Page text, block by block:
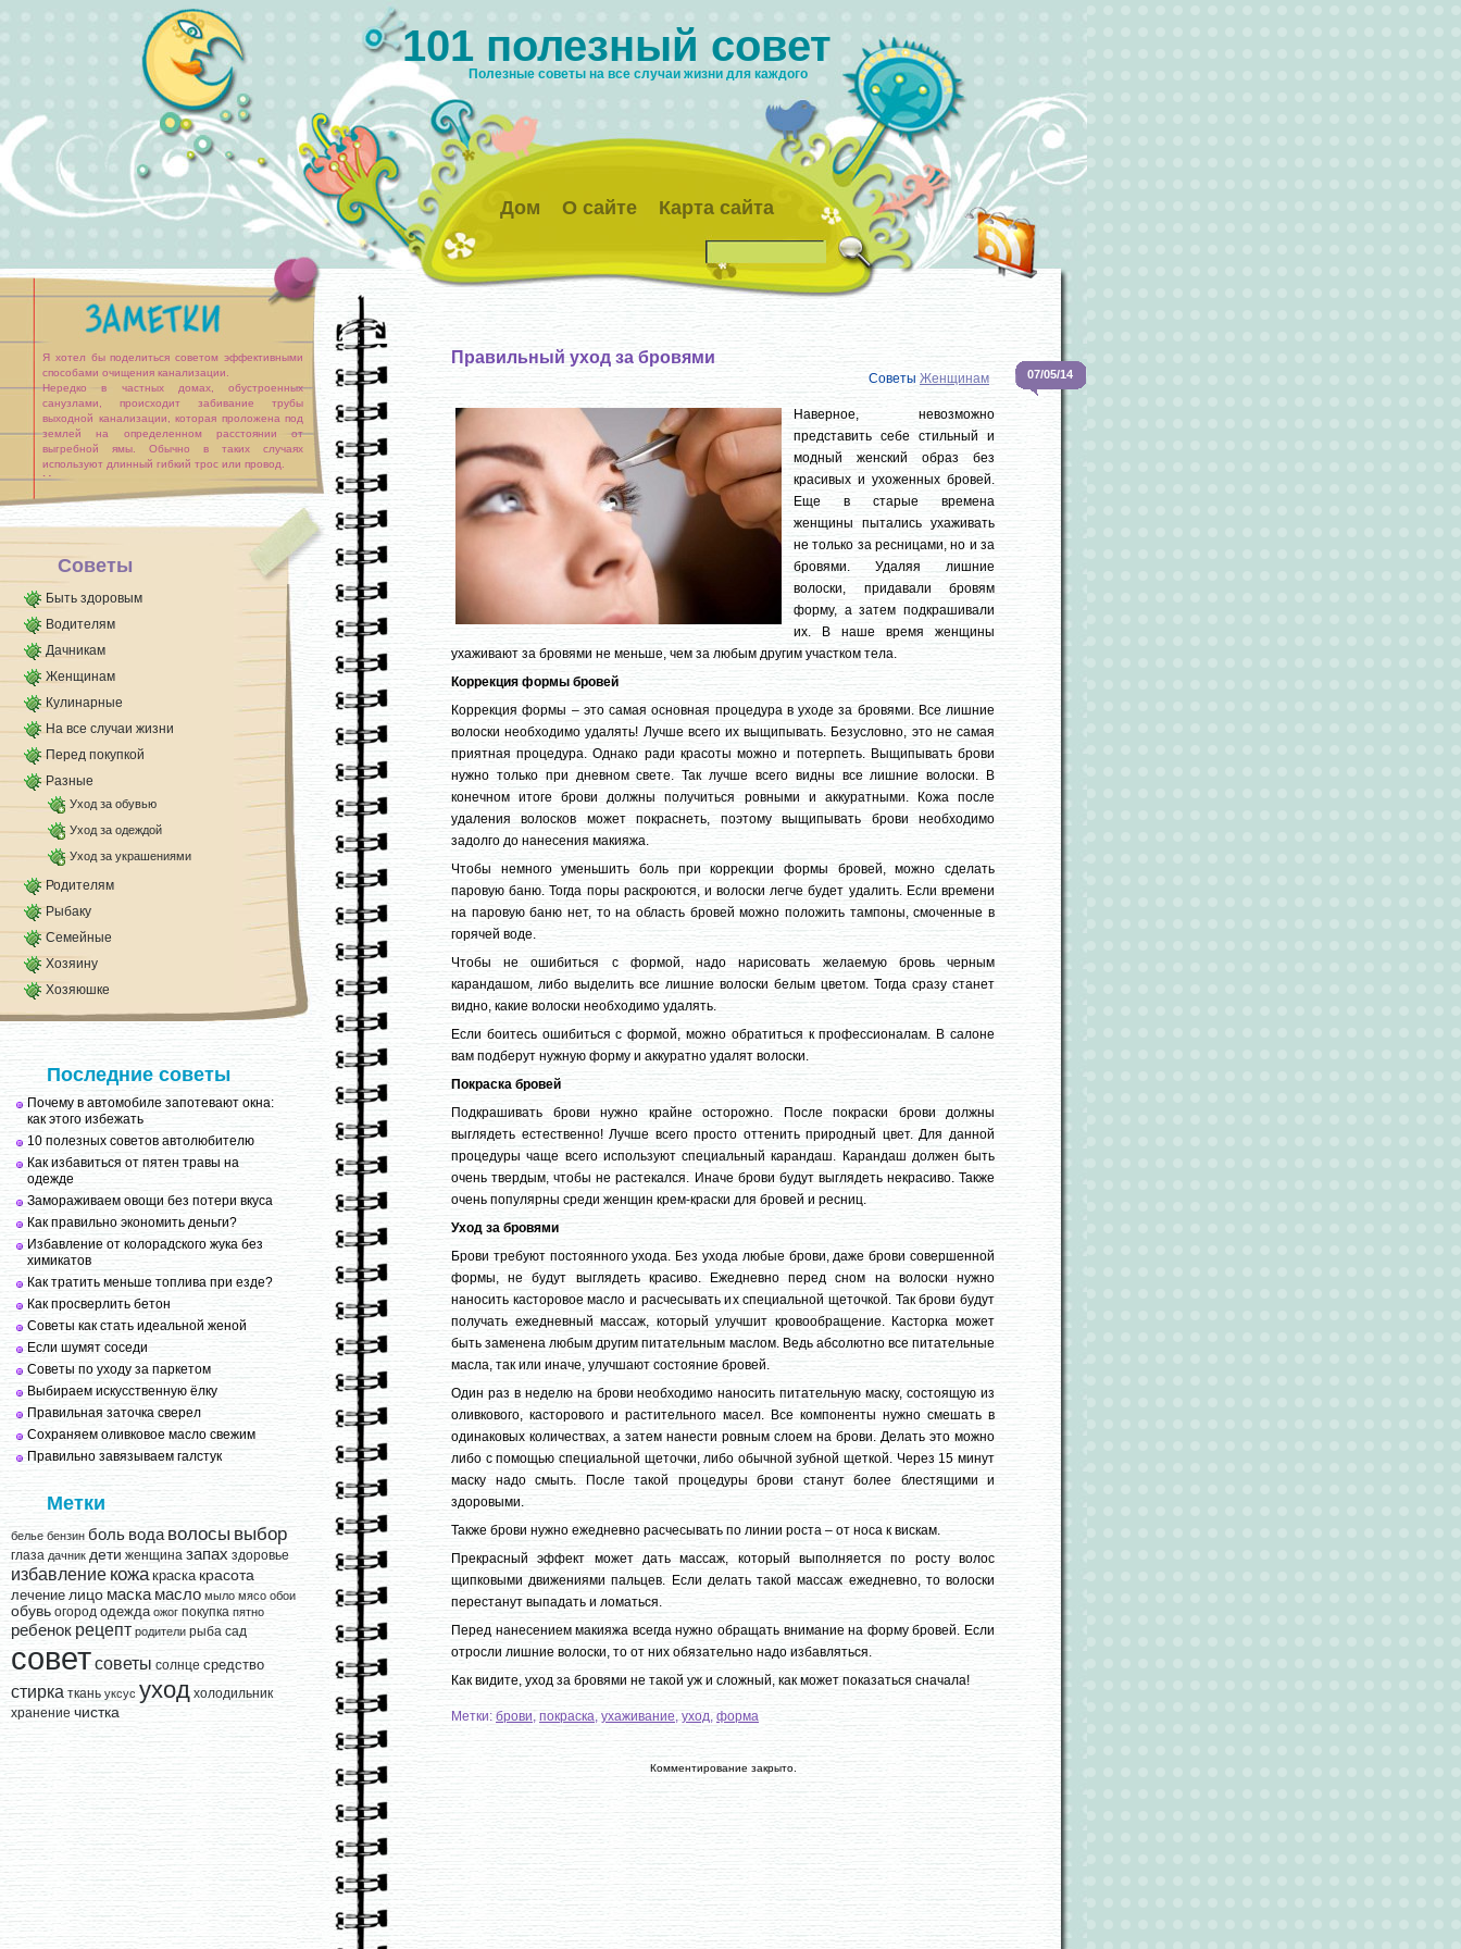
101 полезный совет
Полезные советы на все случаи жизни для каждого
Дом О сайте Карта сайта
Я хотел бы поделиться советом эффективными
способами очищения канализации.
Нередко в частных домах, обустроенных
санузлами, происходит забивание трубы
выходной канализации, которая проложена под
землей на определенном расстоянии от
выгребной ямы. Обычно в таких случаях
используют длинный гибкий трос или провод.
Моя практика показала, что вместо них с успехом
можно применять обычный толстостенный
пластиковый водопроводный шланг, который
легко [...]
Советы
Быть здоровым
Водителям
Дачникам
Женщинам
Кулинарные
На все случаи жизни
Перед покупкой
Разные
Уход за обувью
Уход за одеждой
Уход за украшениями
Родителям
Рыбаку
Семейные
Хозяину
Хозяюшке
Последние советы
Почему в автомобиле запотевают окна:
как этого избежать
10 полезных советов автолюбителю
Как избавиться от пятен травы на
одежде
Замораживаем овощи без потери вкуса
Как правильно экономить деньги?
Избавление от колорадского жука без
химикатов
Как тратить меньше топлива при езде?
Как просверлить бетон
Советы как стать идеальной женой
Если шумят соседи
Советы по уходу за паркетом
Выбираем искусственную ёлку
Правильная заточка сверел
Сохраняем оливковое масло свежим
Правильно завязываем галстук
Метки
белье бензин боль вода волосы выбор
глаза дачник дети женщина запах здоровье
избавление кожа краска красота
лечение лицо маска масло мыло мясо обои
обувь огород одежда ожог покупка пятно
ребенок рецепт родители рыба сад
советсоветы солнце средство
стирка ткань уксус уход холодильник
хранение чистка
Правильный уход за бровями
Советы Женщинам 07/05/14
Наверное, невозможно
представить себе стильный и
модный женский образ без
красивых и ухоженных бровей.
Еще в старые времена
женщины пытались ухаживать
не только за ресницами, но и за
бровями. Удаляя лишние
волоски, придавали бровям
форму, а затем подкрашивали
их. В наше время женщины
ухаживают за бровями не меньше, чем за любым другим участком тела.
Коррекция формы бровей
Коррекция формы – это самая основная процедура в уходе за бровями. Все лишние
волоски необходимо удалять! Лучше всего их выщипывать. Безусловно, это не самая
приятная процедура. Однако ради красоты можно и потерпеть. Выщипывать брови
нужно только при дневном свете. Так лучше всего видны все лишние волоски. В
конечном итоге брови должны получиться ровными и аккуратными. Кожа после
удаления волосков может покраснеть, поэтому выщипывать брови необходимо
задолго до нанесения макияжа.
Чтобы немного уменьшить боль при коррекции формы бровей, можно сделать
паровую баню. Тогда поры раскроются, и волоски легче будет удалить. Если времени
на паровую баню нет, то на область бровей можно положить тампоны, смоченные в
горячей воде.
Чтобы не ошибиться с формой, надо нарисовать желаемую бровь черным
карандашом, либо выделить все лишние волоски белым цветом. Тогда сразу станет
видно, какие волоски необходимо удалять.
Если боитесь ошибиться с формой, можно обратиться к профессионалам. В салоне
вам подберут нужную форму и аккуратно удалят волоски.
Покраска бровей
Подкрашивать брови нужно крайне осторожно. После покраски брови должны
выглядеть естественно! Лучше всего просто оттенить природный цвет. Для данной
процедуры чаще всего используют специальный карандаш. Карандаш должен быть
очень твердым, чтобы не растекался. Иначе брови будут выглядеть некрасиво. Также
очень популярны среди женщин крем-краски для бровей и ресниц.
Уход за бровями
Брови требуют постоянного ухода. Без ухода любые брови, даже брови совершенной
формы, не будут выглядеть красиво. Ежедневно перед сном на волоски нужно
наносить касторовое масло и расчесывать их специальной щеточкой. Так брови будут
получать ежедневный массаж, который улучшит кровообращение. Касторка может
быть заменена любым другим питательным маслом. Ведь абсолютно все питательные
масла, так или иначе, улучшают состояние бровей.
Один раз в неделю на брови необходимо наносить питательную маску, состоящую из
оливкового, касторового и растительного масел. Все компоненты нужно смешать в
одинаковых количествах, а затем нанести ровным слоем на брови. Делать это можно
либо с помощью специальной щеточки, либо обычной зубной щеткой. Через 15 минут
маску надо смыть. После такой процедуры брови станут более блестящими и
здоровыми.
Также брови нужно ежедневно расчесывать по линии роста – от носа к вискам.
Прекрасный эффект может дать массаж, который выполняется по росту волос
щипковыми движениями пальцев. Если делать такой массаж ежедневно, то волоски
перестанут выпадать и ломаться.
Перед нанесением макияжа всегда нужно обращать внимание на форму бровей. Если
отросли лишние волоски, то от них обязательно надо избавляться.
Как видите, уход за бровями не такой уж и сложный, как может показаться сначала!
Метки: брови, покраска, ухаживание, уход, форма
Комментирование закрыто.